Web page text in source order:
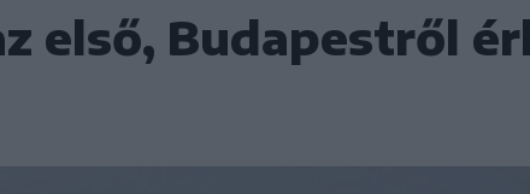
első, Budapestről